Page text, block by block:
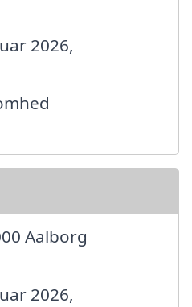
2026,
Aalborg
2026,